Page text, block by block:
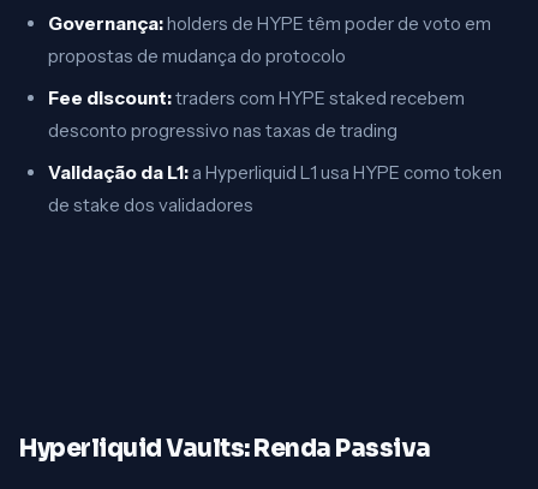
Governança:holders de HYPE têm poder de voto em
propostas de mudança do protocolo
Fee discount:traders com HYPE staked recebem
desconto progressivo nas taxas de trading
Validação da L1: a Hyperliquid L1 usa HYPE como token
de stake dos validadores
Hyperliquid Vaults: Renda Passiva